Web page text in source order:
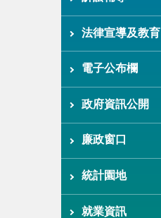
法律宣導及教育
電子公布欄
政府資訊公開
廉政窗口
統計園地
就業資訊